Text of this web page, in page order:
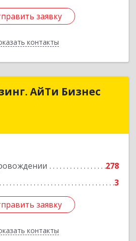
заявку
контакты
заявку
Назад
АйТи Бизнес
278
3
заявку
контакты
АйТи Бизнес
Подробнее
заявку
Назад